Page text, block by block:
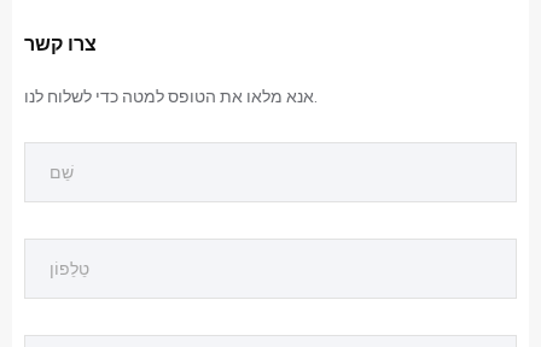
צרו קשר